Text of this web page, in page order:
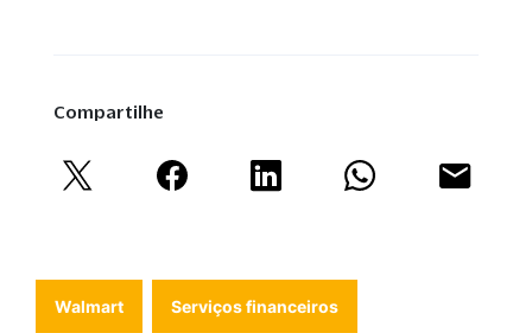
Compartilhe
Walmart Serviços financeiros